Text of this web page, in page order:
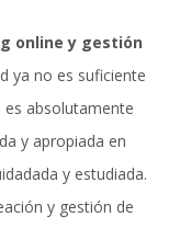
online y gestión
ya no es suficiente
es absolutamente
y apropiada en
y estudiada.
y gestión de